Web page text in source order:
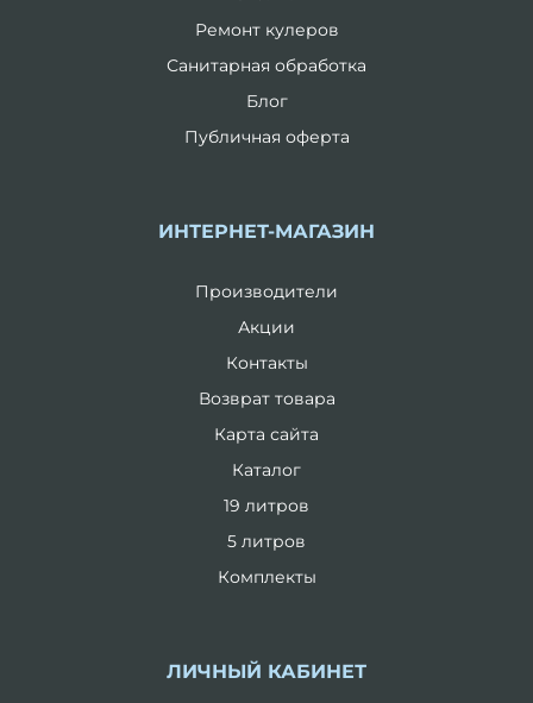
Ремонт кулеров
Санитарная обработка
Блог
Публичная оферта
ИНТЕРНЕТ-МАГАЗИН
Производители
Акции
Контакты
Возврат товара
Карта сайта
Каталог
19 литров
5 литров
Комплекты
ЛИЧНЫЙ КАБИНЕТ